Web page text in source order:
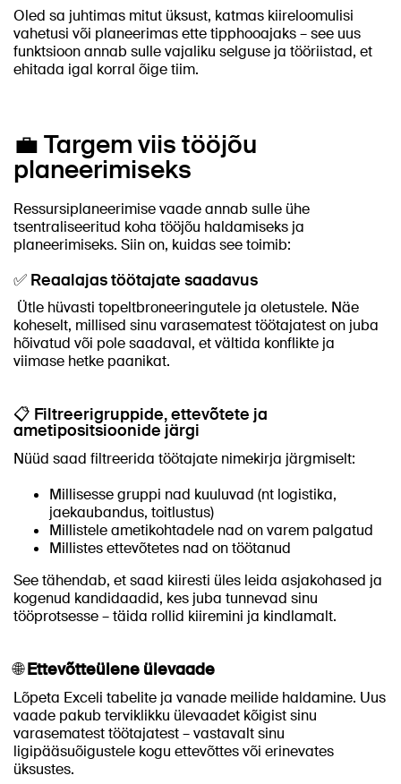
Oled sa juhtimas mitut üksust, katmas kiireloomulisi
vahetusi või planeerimas ette tipphooajaks – see uus
funktsioon annab sulle vajaliku selguse ja tööriistad, et
ehitada igal korral õige tiim.
💼 Targem viis tööjõu
planeerimiseks
Ressursiplaneerimise vaade annab sulle ühe
tsentraliseeritud koha tööjõu haldamiseks ja
planeerimiseks. Siin on, kuidas see toimib:
✅ Reaalajas töötajate saadavus
Ütle hüvasti topeltbroneeringutele ja oletustele. Näe
koheselt, millised sinu varasematest töötajatest on juba
hõivatud või pole saadaval, et vältida konflikte ja
viimase hetke paanikat.
📋 Filtreerigruppide, ettevõtete ja
ametipositsioonide järgi
Nüüd saad filtreerida töötajate nimekirja järgmiselt:
Millisesse gruppi nad kuuluvad (nt logistika,
jaekaubandus, toitlustus)
Millistele ametikohtadele nad on varem palgatud
Millistes ettevõtetes nad on töötanud
See tähendab, et saad kiiresti üles leida asjakohased ja
kogenud kandidaadid, kes juba tunnevad sinu
tööprotsesse – täida rollid kiiremini ja kindlamalt.
🌐Ettevõtteülene ülevaade
Lõpeta Exceli tabelite ja vanade meilide haldamine. Uus
vaade pakub terviklikku ülevaadet kõigist sinu
varasematest töötajatest – vastavalt sinu
ligipääsuõigustele kogu ettevõttes või erinevates
üksustes.